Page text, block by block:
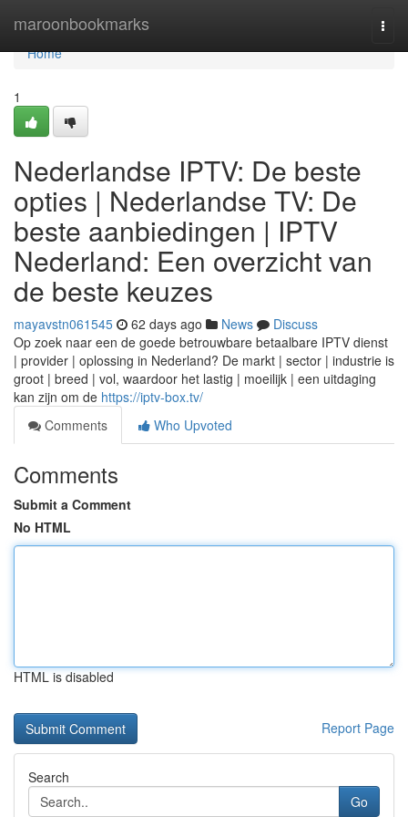
maroonbookmarks
Home
Home
1
Nederlandse IPTV: De beste
opties | Nederlandse TV: De
beste aanbiedingen | IPTV
Nederland: Een overzicht van
de beste keuzes
mayavstn061545 62 days ago News
Discuss
Op zoek naar een de goede betrouwbare betaalbare IPTV dienst
| provider | oplossing in Nederland? De markt | sector | industrie is
groot | breed | vol, waardoor het lastig | moeilijk | een uitdaging
kan zijn om de https://iptv-box.tv/
Comments
Who Upvoted
Comments
Submit a Comment
No HTML
HTML is disabled
Report Page
Search
Go